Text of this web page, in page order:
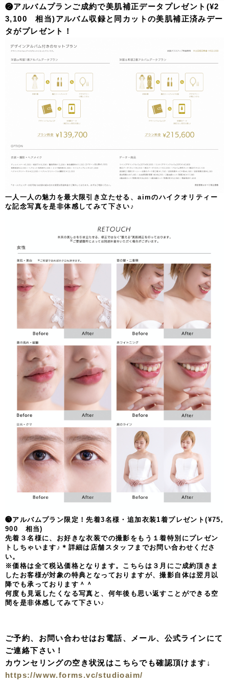
❷アルバムプランご成約で美肌補正データプレゼント(¥2
3,100 相当)アルバム収録と同カットの美肌補正済みデー
タがプレゼント！
一人一人の魅力を最大限引き立たせる、aimのハイクオリティー
な記念写真を是非体感してみて下さい♪
❸アルバムプラン限定！先着3名様・追加衣装1着プレゼント(¥75,
900 相当)
先着３名様に、お好きな衣装での撮影をもう１着特別にプレゼン
トしちゃいます♪＊詳細は店舗スタッフまでお問い合わせくださ
い。
※価格は全て税込価格となります。こちらは３月にご成約頂きま
したお客様が対象の特典となっておりますが、撮影自体は翌月以
降でも承っております＾＾
何度も見返したくなる写真と、何年後も思い返すことができる空
間を是非体感してみて下さい♪
ご予約、お問い合わせはお電話、メール、公式ラインにて
ご連絡下さい！
カウンセリングの空き状況はこちらでも確認頂けます↓
https://www.forms.vc/studioaim/